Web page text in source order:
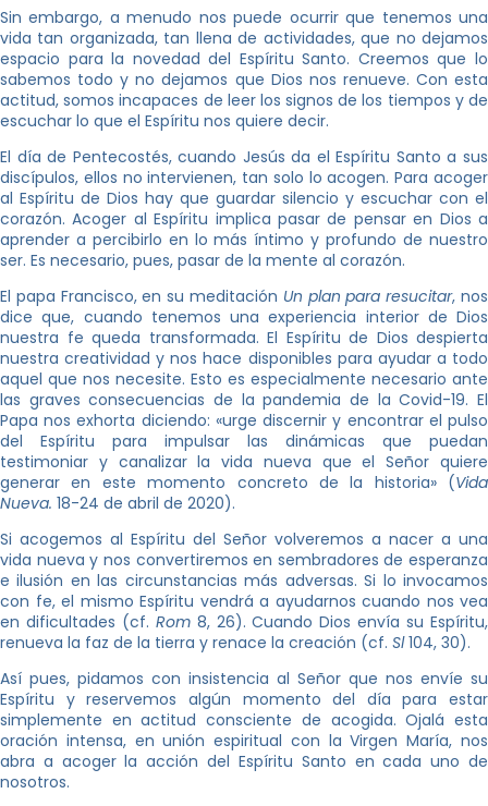
Sin embargo, a menudo nos puede ocurrir que tenemos una
vida tan organizada, tan llena de actividades, que no dejamos
espacio para la novedad del Espíritu Santo. Creemos que lo
sabemos todo y no dejamos que Dios nos renueve. Con esta
actitud, somos incapaces de leer los signos de los tiempos y de
escuchar lo que el Espíritu nos quiere decir.
El día de Pentecostés, cuando Jesús da el Espíritu Santo a sus
discípulos, ellos no intervienen, tan solo lo acogen. Para acoger
al Espíritu de Dios hay que guardar silencio y escuchar con el
corazón. Acoger al Espíritu implica pasar de pensar en Dios a
aprender a percibirlo en lo más íntimo y profundo de nuestro
ser. Es necesario, pues, pasar de la mente al corazón.
El papa Francisco, en su meditación Un plan para resucitar, nos
dice que, cuando tenemos una experiencia interior de Dios
nuestra fe queda transformada. El Espíritu de Dios despierta
nuestra creatividad y nos hace disponibles para ayudar a todo
aquel que nos necesite. Esto es especialmente necesario ante
las graves consecuencias de la pandemia de la Covid-19. El
Papa nos exhorta diciendo: «urge discernir y encontrar el pulso
del Espíritu para impulsar las dinámicas que puedan
testimoniar y canalizar la vida nueva que el Señor quiere
generar en este momento concreto de la historia» (Vida
Nueva. 18-24 de abril de 2020).
Si acogemos al Espíritu del Señor volveremos a nacer a una
vida nueva y nos convertiremos en sembradores de esperanza
e ilusión en las circunstancias más adversas. Si lo invocamos
con fe, el mismo Espíritu vendrá a ayudarnos cuando nos vea
en dificultades (cf. Rom8, 26). Cuando Dios envía su Espíritu,
renueva la faz de la tierra y renace la creación (cf. Sl104, 30).
Así pues, pidamos con insistencia al Señor que nos envíe su
Espíritu y reservemos algún momento del día para estar
simplemente en actitud consciente de acogida. Ojalá esta
oración intensa, en unión espiritual con la Virgen María, nos
abra a acoger la acción del Espíritu Santo en cada uno de
nosotros.